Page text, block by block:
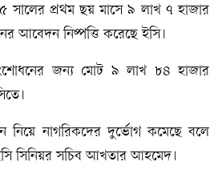
সালের প্রথম ছয় মাসে ৯ লাখ ৭ হাজার
আবেদন নিষ্পত্তি করেছে ইসি।
জন্য মোট ৯ লাখ ৮৪ হাজার
নাগরিকদের দুর্ভোগ কমেছে বলে
সিনিয়র সচিব আখতার আহমেদ।